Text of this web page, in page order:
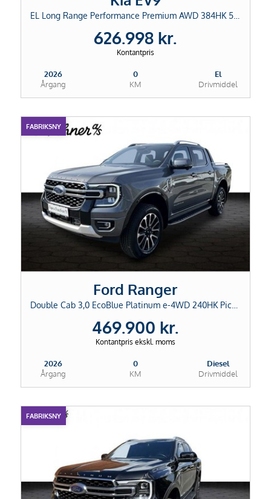
EL Long Range Performance Premium AWD 384HK 5d Aut.
626.998 kr.
Kontantpris
2026
Årgang
0
KM
El
Drivmiddel
FABRIKSNY
Ford Ranger
469.900 kr.
Kontantpris ekskl. moms
2026
Årgang
0
KM
Diesel
Drivmiddel
FABRIKSNY